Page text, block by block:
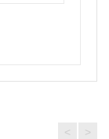
< >